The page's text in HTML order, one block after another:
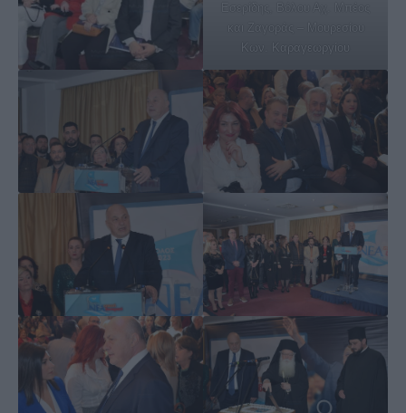
Εσερίδης, Βόλου Αχ. Μπέος
και Ζαγοράς – Μουρεσίου
Κων. Καραγεωργίου